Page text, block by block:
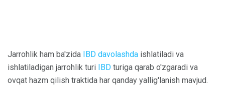
Jarrohlik ham ba'zida IBD davolashda ishlatiladi va
ishlatiladigan jarrohlik turi IBD turiga qarab o'zgaradi va
ovqat hazm qilish traktida har qanday yallig'lanish mavjud.